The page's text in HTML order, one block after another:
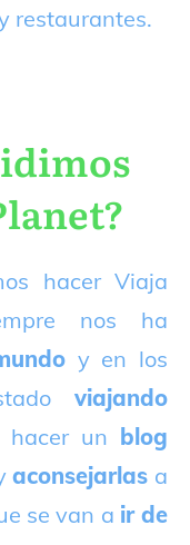
restaurantes.
hacer Viaja
nos ha
y en los
viajando
hacer un blog
aconsejarlas a
se van a ir de